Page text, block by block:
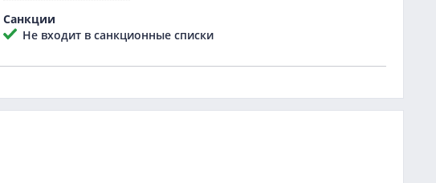
Санкции
Не входит в санкционные списки